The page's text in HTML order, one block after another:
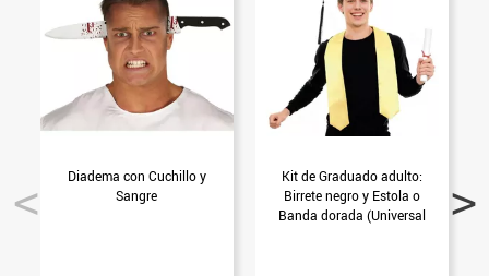
Diadema con Cuchillo y
Sangre
Kit de Graduado adulto:
Birrete negro y Estola o
Banda dorada (Universal